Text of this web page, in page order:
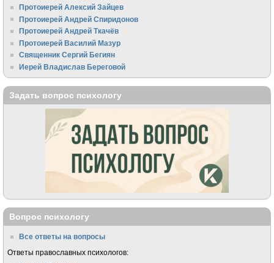
Протоиерей Алексий Зайцев
Протоиерей Андрей Спиридонов
Протоиерей Андрей Ткачёв
Протоиерей Василий Мазур
Священник Сергий Бегиян
Иерей Владислав Береговой
Задать вопрос психологу
Вопрос психологу
Все ответы на вопросы
Ответы православных психологов: